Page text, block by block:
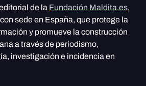
de la Fundación Maldita.es,
sede en España, que protege la
y promueve la construcción
a través de periodismo,
investigación e incidencia en